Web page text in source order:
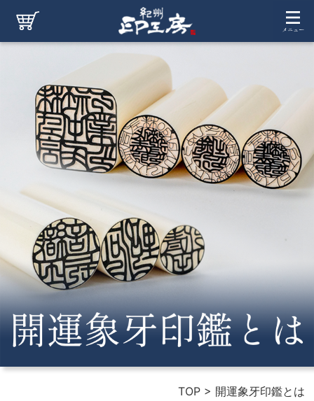
TOP> 開運象牙印鑑とは